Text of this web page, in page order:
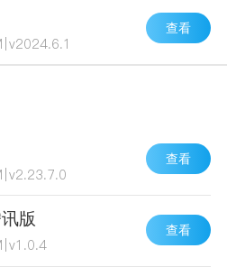
v2024.6.1
查看
v2.23.7.0
查看
版
v1.0.4
查看